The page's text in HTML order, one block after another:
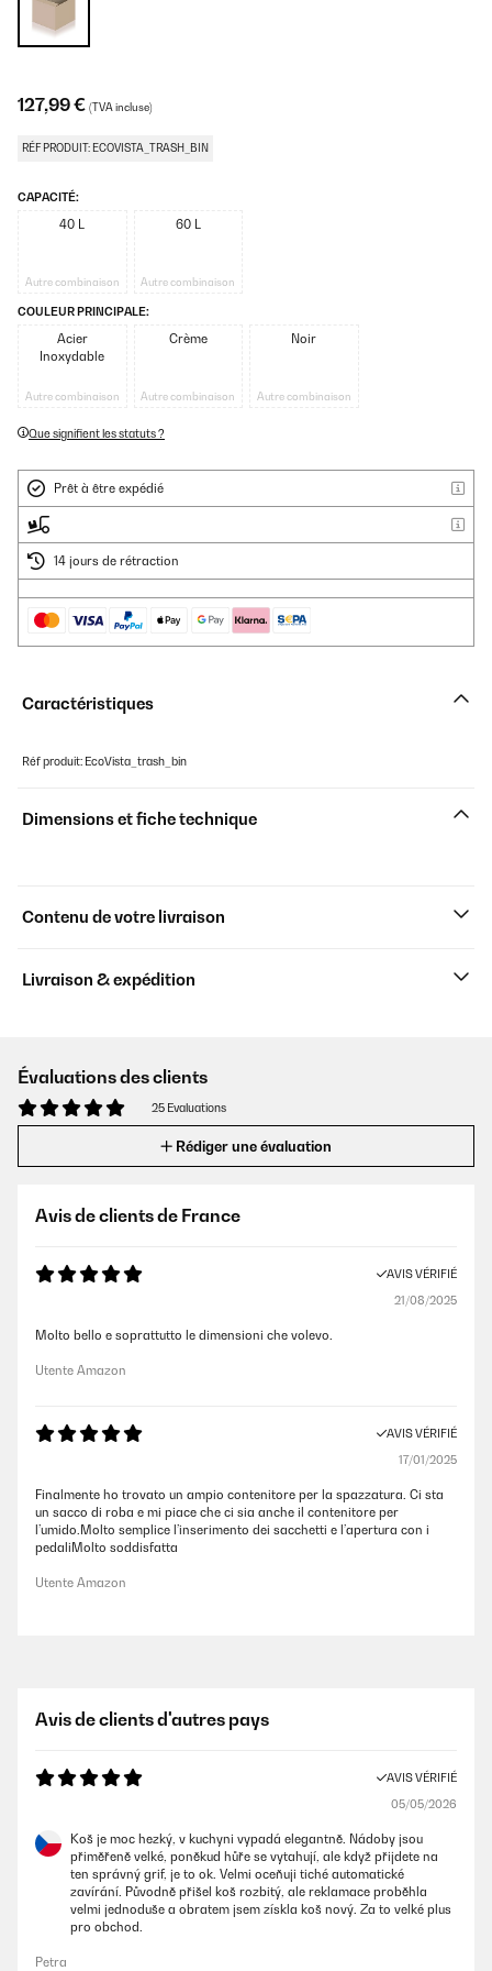
127,99 € (TVA incluse)
RÉF PRODUIT: ECOVISTA_TRASH_BIN
CAPACITÉ:
40 L
Autre combinaison
60 L
Autre combinaison
COULEUR PRINCIPALE:
Acier
Inoxydable
Autre combinaison
Crème
Autre combinaison
Noir
Autre combinaison
Que signifient les statuts ?
Prêt à être expédié
14 jours de rétraction
Caractéristiques
Réf produit: EcoVista_trash_bin
Dimensions et fiche technique
Contenu de votre livraison
Livraison & expédition
Évaluations des clients
25 Evaluations
Rédiger une évaluation
Avis de clients de France
AVIS VÉRIFIÉ
21/08/2025
Molto bello e soprattutto le dimensioni che volevo.
Utente Amazon
AVIS VÉRIFIÉ
17/01/2025
Finalmente ho trovato un ampio contenitore per la spazzatura. Ci sta
un sacco di roba e mi piace che ci sia anche il contenitore per
l’umido.Molto semplice l’inserimento dei sacchetti e l’apertura con i
pedaliMolto soddisfatta
Utente Amazon
Avis de clients d'autres pays
AVIS VÉRIFIÉ
05/05/2026
Koš je moc hezký, v kuchyni vypadá elegantně. Nádoby jsou
přiměřeně velké, poněkud hůře se vytahují, ale když přijdete na
ten správný grif, je to ok. Velmi oceňuji tiché automatické
zavírání. Původně přišel koš rozbitý, ale reklamace proběhla
velmi jednoduše a obratem jsem získla koš nový. Za to velké plus
pro obchod.
Petra